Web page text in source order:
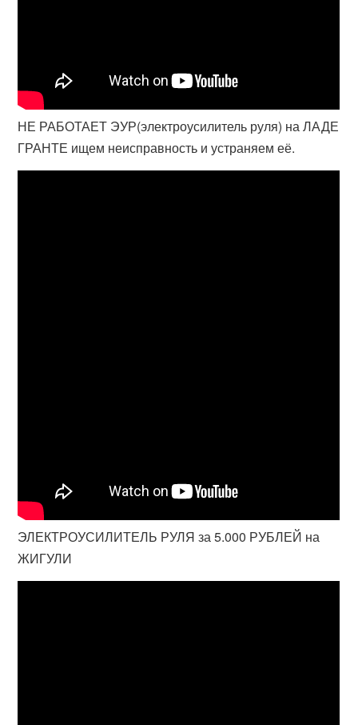
НЕ РАБОТАЕТ ЭУР(электроусилитель руля) на ЛАДЕ
ГРАНТЕ ищем неисправность и устраняем её.
ЭЛЕКТРОУСИЛИТЕЛЬ РУЛЯ за 5.000 РУБЛЕЙ на
ЖИГУЛИ